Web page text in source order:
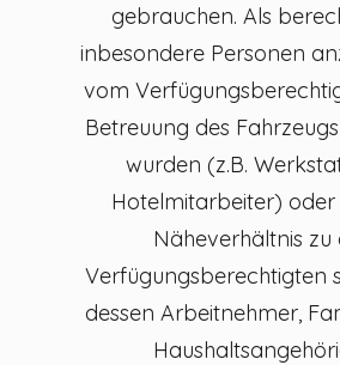
gebrauchen. Als
inbesondere Personen
vom
Betreuung des
wurden (z.B.
Hotelmitarbeiter) oder
Näheverhältnis zu
Verfügungsberechtigten
dessen Arbeitnehmer,